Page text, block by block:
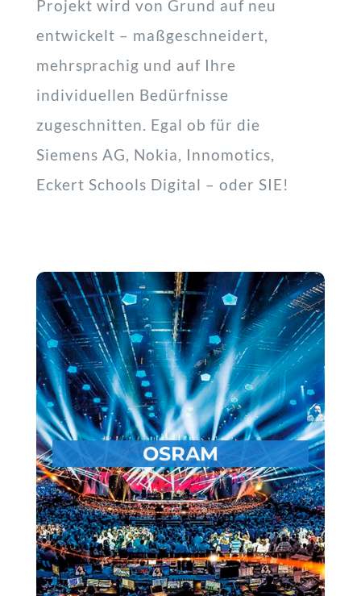
Projekt wird von Grund auf neu
entwickelt – maßgeschneidert,
mehrsprachig und auf Ihre
individuellen Bedürfnisse
zugeschnitten. Egal ob für die
Siemens AG, Nokia, Innomotics,
Eckert Schools Digital – oder SIE!
OSRAM
OSRAM GROW
Auftraggeber:
OSRAM GmbH
Thema:
Einführung eines neuen
Ansatzes zu Performance Management
und Mitarbeiterentwicklung
Zielgruppe:
OSRAM HR, Manager und
Mitarbeiter
Realisierung als 5-teilige Modulreihe in 2
Sprachen